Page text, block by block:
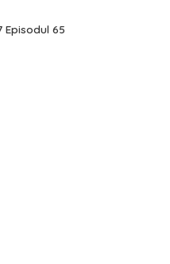
Episodul 65